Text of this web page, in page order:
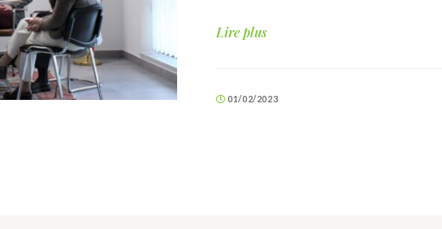
Lire plus
01/02/2023